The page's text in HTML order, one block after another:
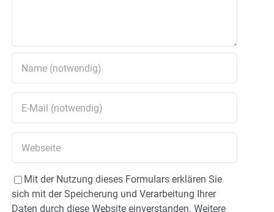
Mit der Nutzung dieses Formulars erklären Sie
sich mit der Speicherung und Verarbeitung Ihrer
Daten durch diese Website einverstanden. Weitere